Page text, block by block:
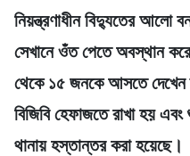
নিয়ন্ত্রণাধীন বিদ্যুতের আলো
সেখানে ওঁত পেতে অবস্থান
থেকে ১৫ জনকে আসতে
বিজিবি হেফাজতে রাখা হয়
থানায় হস্তান্তর করা হয়েছে।